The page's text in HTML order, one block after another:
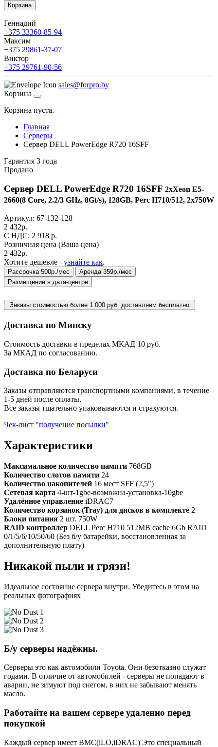
Корзина
Геннадий
+375 33360-85-94
Максим
+375 29861-37-07
Виктор
+375 29761-90-56
sales@forpro.by
Корзина
Корзина пуста.
Главная
Серверы
Сервер DELL PowerEdge R720 16SFF
Гарантия 3 года
Продано
Сервер DELL PowerEdge R720 16SFF 2xXeon E5-
2660(8 Core, 2.2/3 GHz, 8Gt/s), 128GB, Perc H710/512, 2x750W
Артикул: 67-132-128
2 432р.
C НДС: 2 918 р.
Розничная цена (Ваша цена)
2 432р.
Хотите дешевле - узнайте как.
Рассрочка 500р./мес
Аренда 359р./мес
Размещение в дата-центре
Заказы стоимостью более 1 000 руб. доставляем бесплатно.
Доставка по Минску
Стоимость доставки в пределах МКАД 10 руб.
За МКАД по согласованию.
Доставка по Беларуси
Заказы отправляются транспортными компаниями, в течение
1-5 дней после оплаты.
Все заказы тщательно упаковываются и страхуются.
Чек-лист "получение посылки"
Характеристики
Максимальное количество памяти 768GB
Количество слотов памяти 24
Количество накопителей 16 мест SFF (2,5")
Сетевая карта 4-шт-1gbe-возможна-установка-10gbe
Удалённое управление iDRAC7
Количество корзинок (Tray) для дисков в комплекте 2
Блоки питания 2 шт. 750W
RAID контроллер DELL Perc H710 512MB cache 6Gb RAID
0/1/5/6/10/50/60 (Без б/у батарейки, восстановленная за
дополнительную плату)
Никакой пыли и грязи!
Идеальное состояние сервера внутри. Убедитесь в этом на
реальных фотографиях
Б/у серверы надёжны.
Серверы это как автомобили Toyota. Они безотказно служат
годами. В отличие от автомобилей - серверы не попадают в
аварии, не зимуют под снегом, в них не забывают менять
масло.
Работайте на вашем сервере удаленно перед
покупкой
Каждый сервер имеет BMC(iLO,iDRAC) Это специальный